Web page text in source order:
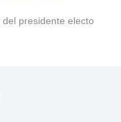
presidente electo